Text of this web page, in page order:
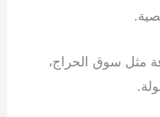
مثل سوق الحراج،